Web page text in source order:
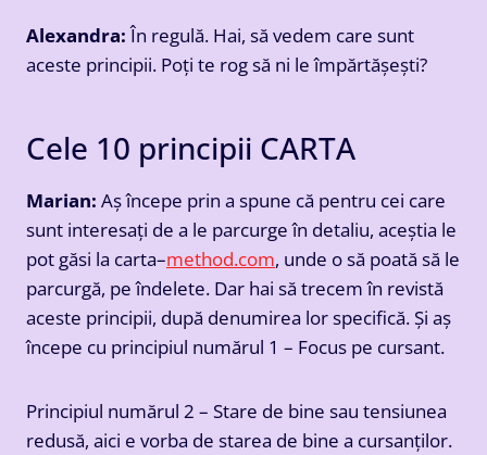
Alexandra:În regulă. Hai, să vedem care sunt
aceste principii. Poți te rog să ni le împărtășești?
Cele 10 principii CARTA
Marian: Aș începe prin a spune că pentru cei care
sunt interesați de a le parcurge în detaliu, aceștia le
pot găsi la carta–method.com, unde o să poată să le
parcurgă, pe îndelete. Dar hai să trecem în revistă
aceste principii, după denumirea lor specifică. Și aș
începe cu principiul numărul 1 – Focus pe cursant.
Principiul numărul 2 – Stare de bine sau tensiunea
redusă, aici e vorba de starea de bine a cursanților.